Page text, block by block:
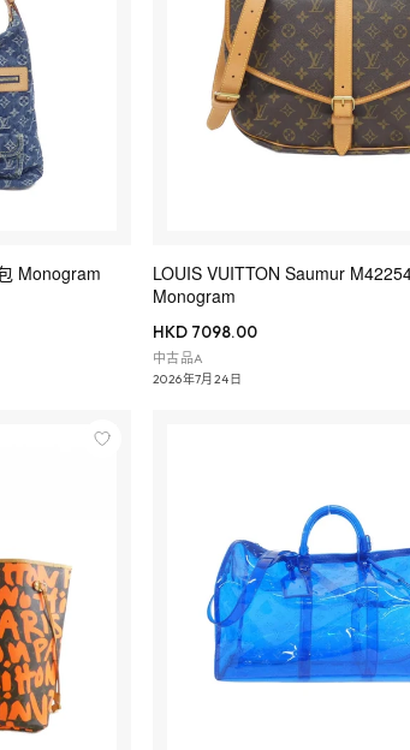
Monogram
LOUIS VUITTON Saumur
Monogram
HKD 7098.00
中古品A
2026年7月24日